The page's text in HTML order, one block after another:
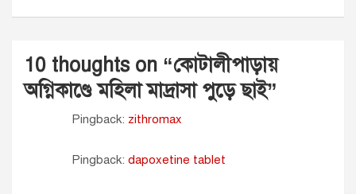
10 thoughts on “কোটালীপাড়ায়
অগ্নিকাণ্ডে মহিলা মাদ্রাসা পুড়ে ছাই”
Pingback: zithromax
Pingback: dapoxetine tablet